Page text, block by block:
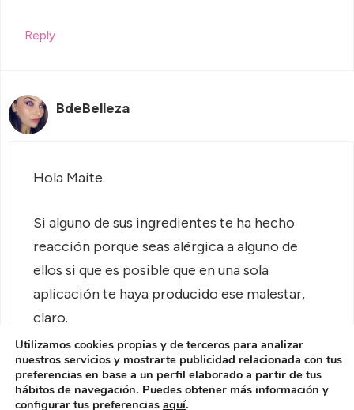
Reply
BdeBelleza
Hola Maite.
Si alguno de sus ingredientes te ha hecho
reacción porque seas alérgica a alguno de
ellos si que es posible que en una sola
aplicación te haya producido ese malestar,
claro.
Pero también es posible que se deba a otras
circunstancias y haya coincidido.
Utilizamos cookies propias y de terceros para analizar
nuestros servicios y mostrarte publicidad relacionada con tus
preferencias en base a un perfil elaborado a partir de tus
hábitos de navegación. Puedes obtener más información y
configurar tus preferencias aquí.